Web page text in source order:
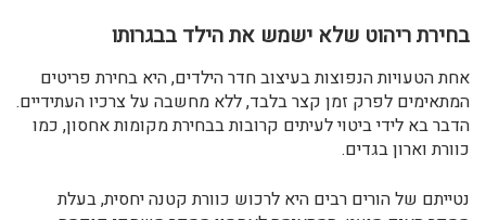
בחירת ריהוט שלא ישמש את הילד בבגרותו
אחת הטעויות הנפוצות בעיצוב חדר הילדים, היא בחירת פריטים
המתאימים לפרק זמן קצר בלבד, ללא מחשבה על צרכיו העתידיים.
הדבר בא לידי ביטוי לעיתים קרובות בבחירת מקומות אחסון, כמו
כוורת וארון בגדים.
נטייתם של הורים רבים היא לרכוש כוורת קטנה יחסית, בעלת